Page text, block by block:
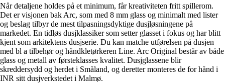
Når detaljene holdes på et minimum, får kreativiteten fritt spillerom.
Det er visjonen bak Arc, som med 8 mm glass og minimalt med lister
og beslag tilbyr de mest tilpasningsdyktige dusjløsningene på
markedet. En tidløs dusjklassiker som setter glasset i fokus og har blitt
kjent som arkitektens dusjserie. Du kan matche utførelsen på dusjen
med bl a tilbehør og håndkletørkeren Line. Arc Original består av både
glass og metall av førsteklasses kvalitet. Dusjglassene blir
skreddersydd og herdet i Småland, og deretter monteres de for hånd i
INR sitt dusjverkstedet i Malmø.